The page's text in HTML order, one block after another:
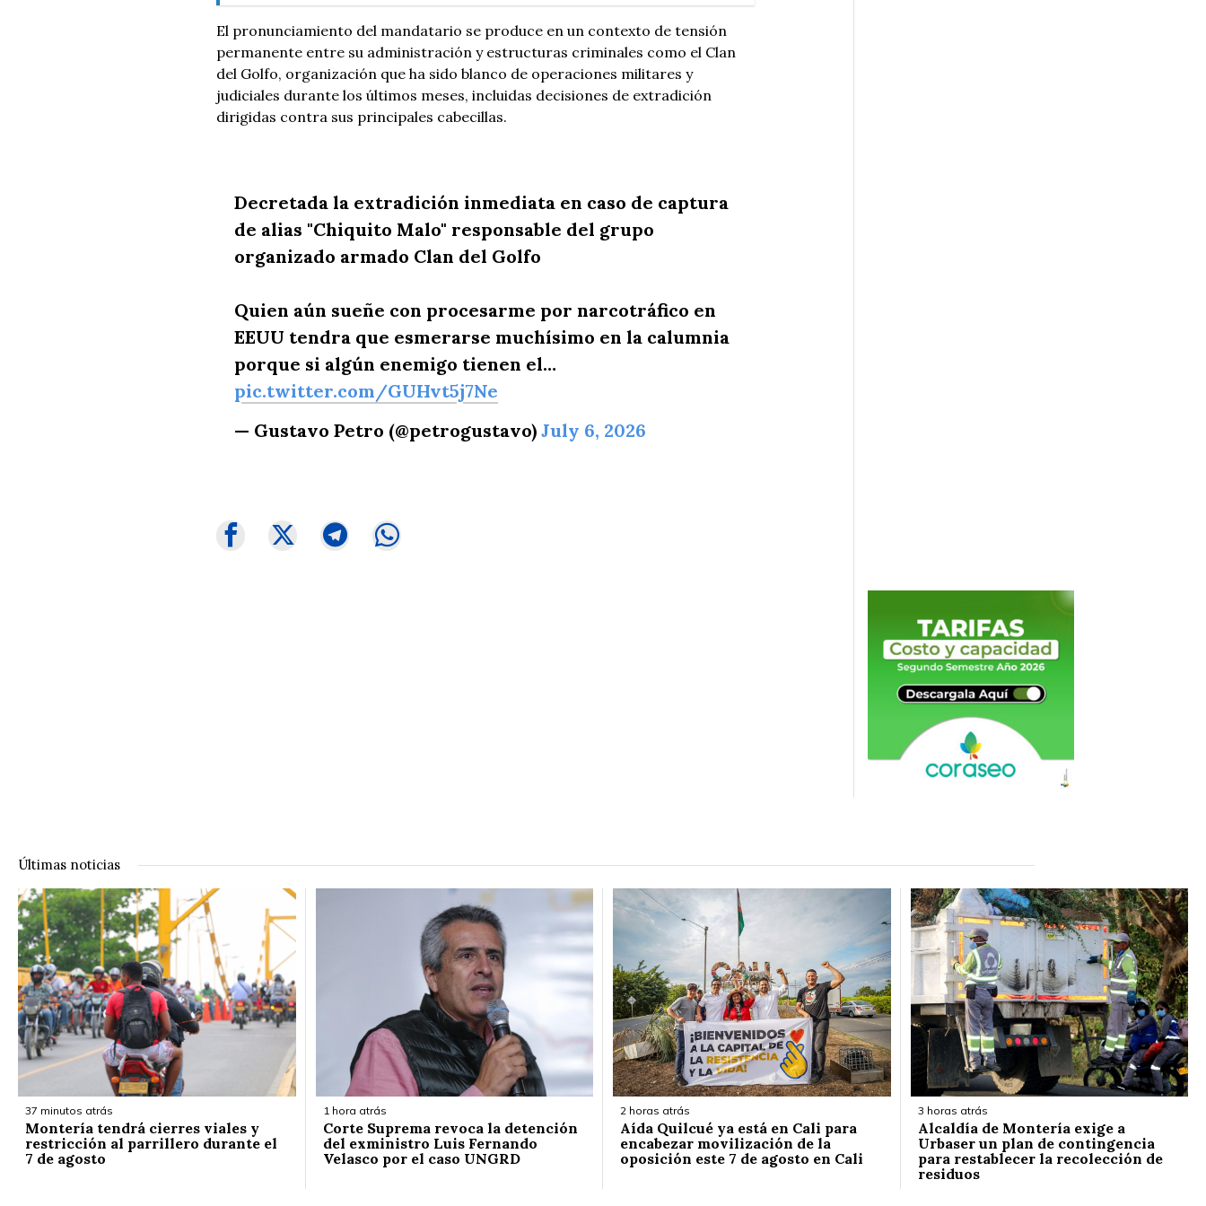
El pronunciamiento del mandatario se produce en un contexto de tensión
permanente entre su administración y estructuras criminales como el Clan
del Golfo, organización que ha sido blanco de operaciones militares y
judiciales durante los últimos meses, incluidas decisiones de extradición
dirigidas contra sus principales cabecillas.
Decretada la extradición inmediata en caso de captura
de alias "Chiquito Malo" responsable del grupo
organizado armado Clan del Golfo
Quien aún sueñe con procesarme por narcotráfico en
EEUU tendra que esmerarse muchísimo en la calumnia
porque si algún enemigo tienen el…
pic.twitter.com/GUHvt5j7Ne
— Gustavo Petro (@petrogustavo) July 6, 2026
Últimas noticias
37 minutos atrás
Montería tendrá cierres viales y
restricción al parrillero durante el
7 de agosto
1 hora atrás
Corte Suprema revoca la detención
del exministro Luis Fernando
Velasco por el caso UNGRD
2 horas atrás
Aída Quilcué ya está en Cali para
encabezar movilización de la
oposición este 7 de agosto en Cali
3 horas atrás
Alcaldía de Montería exige a
Urbaser un plan de contingencia
para restablecer la recolección de
residuos